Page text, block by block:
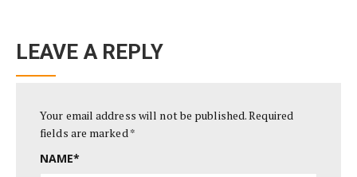
LEAVE A REPLY
Your email address will not be published.Required
fields are marked *
NAME*